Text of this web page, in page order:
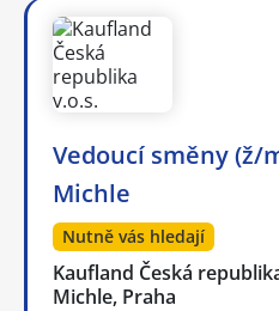
Vedoucí směny (ž/
Michle
Nutně vás hledají
Kaufland Česká
Michle, Praha